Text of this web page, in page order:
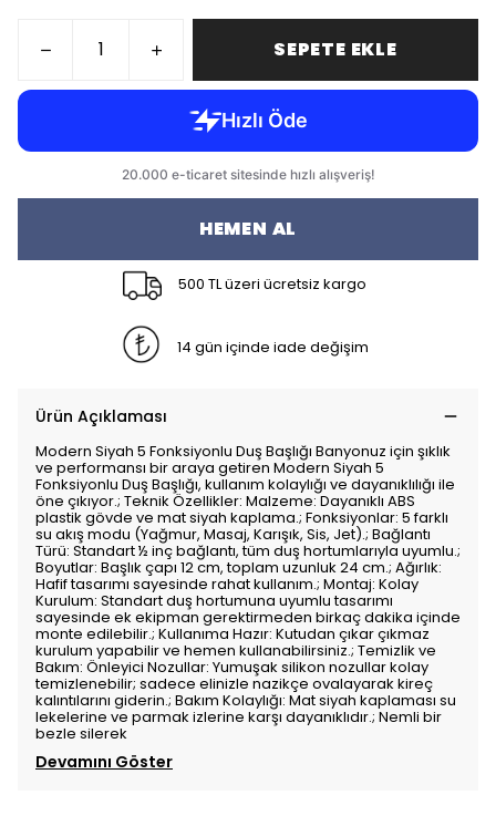
SEPETE EKLE
HEMEN AL
500 TL üzeri ücretsiz kargo
14 gün içinde iade değişim
Ürün Açıklaması
Modern Siyah 5 Fonksiyonlu Duş Başlığı Banyonuz için şıklık
ve performansı bir araya getiren Modern Siyah 5
Fonksiyonlu Duş Başlığı, kullanım kolaylığı ve dayanıklılığı ile
öne çıkıyor.; Teknik Özellikler: Malzeme: Dayanıklı ABS
plastik gövde ve mat siyah kaplama.; Fonksiyonlar: 5 farklı
su akış modu (Yağmur, Masaj, Karışık, Sis, Jet).; Bağlantı
Türü: Standart ½ inç bağlantı, tüm duş hortumlarıyla uyumlu.;
Boyutlar: Başlık çapı 12 cm, toplam uzunluk 24 cm.; Ağırlık:
Hafif tasarımı sayesinde rahat kullanım.; Montaj: Kolay
Kurulum: Standart duş hortumuna uyumlu tasarımı
sayesinde ek ekipman gerektirmeden birkaç dakika içinde
monte edilebilir.; Kullanıma Hazır: Kutudan çıkar çıkmaz
kurulum yapabilir ve hemen kullanabilirsiniz.; Temizlik ve
Bakım: Önleyici Nozullar: Yumuşak silikon nozullar kolay
temizlenebilir; sadece elinizle nazikçe ovalayarak kireç
kalıntılarını giderin.; Bakım Kolaylığı: Mat siyah kaplaması su
lekelerine ve parmak izlerine karşı dayanıklıdır.; Nemli bir
bezle silerek
Devamını Göster